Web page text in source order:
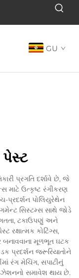
GU
પેસ્ટ
પ્રગતિ દર્શાવે છે, જે
માટે ઉત્કૃષ્ટ રંગીકરણ
પ્રદર્શન પોલિયુરેથેન
સિસ્ટમ્સ સાથે જોડે
ટકાઉપણું અને
રક્ષાત્મક કોટિંગ્સ,
બનાવવાના મૂળભૂત ઘટક
પ્રદર્શન જરૂરિયાતોને
રંગ મેચિંગ, સપાટીનું
સમાવેશ થાય છે.